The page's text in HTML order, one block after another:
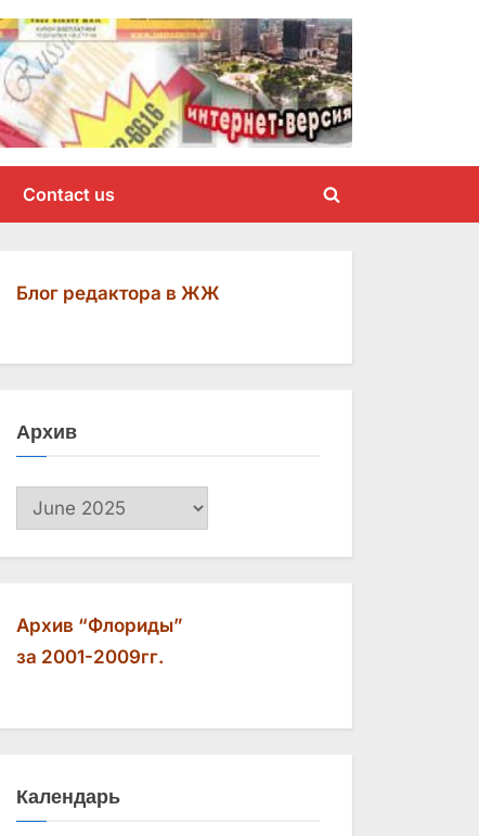
Contact us
Toggle
Блог редактора в ЖЖ
Архив
Архив
Архив “Флориды”
за 2001-2009гг.
Календарь